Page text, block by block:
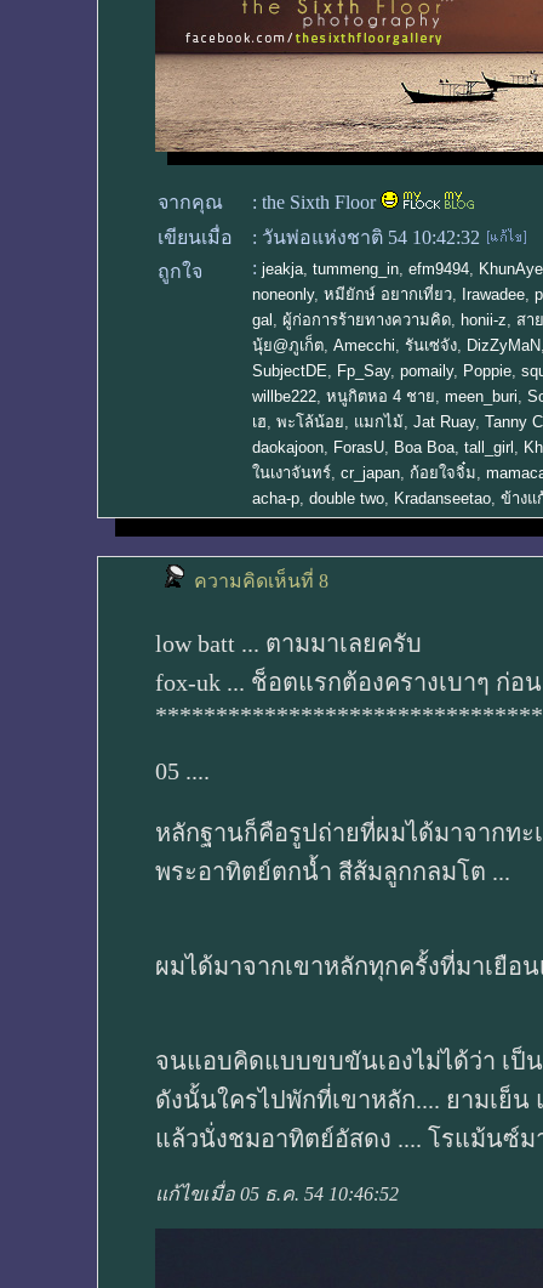
จากคุณ : the Sixth Floor
เขียนเมื่อ
: วันพ่อแห่งชาติ 54 10:42:32
ถูกใจ
: jeakja, tummeng_in, efm9494, KhunAye
noneonly, หมียักษ์ อยากเที่ยว, Irawadee,
gal , ผู้ก่อการร้ายทางความคิด, honii-z, สา
นุ้ย@ภูเก็ต, Amecchi, รันเซ่จัง, DizZyMaN
SubjectDE, Fp_Say, pomaily, Poppie,
willbe222, หนูกิตหอ 4 ชาย, meen_buri,
เฮ, พะโล้น้อย, แมกไม้, Jat Ruay, Tanny
daokajoon, ForasU, Boa Boa, tall_girl ,
ในเงาจันทร์, cr_japan, ก้อยใจจิ๋ม,
acha-p, double two, Kradanseetao, ข้างแ
ความคิดเห็นที่ 8
low batt ... ตามมาเลยครับ
fox-uk ... ช็อตแรกต้องครางเบาๆ ก่
05 ....
หลักฐานก็คือรูปถ่ายที่ผมได้มาจากทะ
พระอาทิตย์ตกน้ำ สีส้มลูกกลมโต ...
ผมได้มาจากเขาหลักทุกครั้งที่มาเยือน
จนแอบคิดแบบขบขันเองไม่ได้ว่า เป็
ดังนั้นใครไปพักที่เขาหลัก.... ยามเย็น
แล้วนั่งชมอาทิตย์อัสดง .... โรแม้นซ์ม
แก้ไขเมื่อ 05 ธ.ค. 54 10:46:52